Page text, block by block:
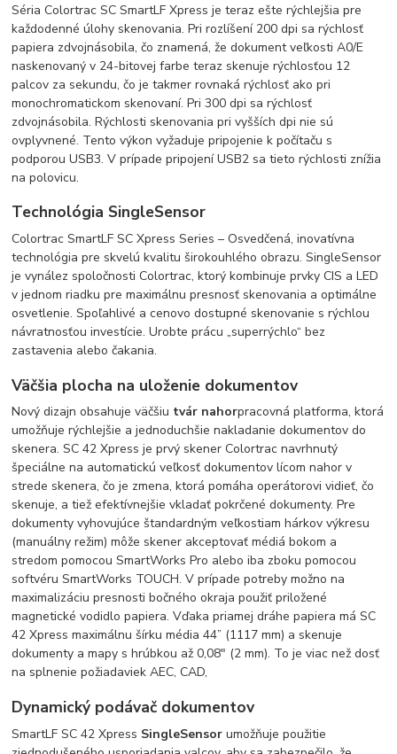
Séria Colortrac SC SmartLF Xpress je teraz ešte rýchlejšia pre
každodenné úlohy skenovania. Pri rozlíšení 200 dpi sa rýchlosť
papiera zdvojnásobila, čo znamená, že dokument veľkosti A0/E
naskenovaný v 24-bitovej farbe teraz skenuje rýchlosťou 12
palcov za sekundu, čo je takmer rovnaká rýchlosť ako pri
monochromatickom skenovaní. Pri 300 dpi sa rýchlosť
zdvojnásobila. Rýchlosti skenovania pri vyšších dpi nie sú
ovplyvnené. Tento výkon vyžaduje pripojenie k počítaču s
podporou USB3. V prípade pripojení USB2 sa tieto rýchlosti znížia
na polovicu.
Technológia SingleSensor
Colortrac SmartLF SC Xpress Series – Osvedčená, inovatívna
technológia pre skvelú kvalitu širokouhlého obrazu. SingleSensor
je vynález spoločnosti Colortrac, ktorý kombinuje prvky CIS a LED
v jednom riadku pre maximálnu presnosť skenovania a optimálne
osvetlenie. Spoľahlivé a cenovo dostupné skenovanie s rýchlou
návratnosťou investície. Urobte prácu „superrýchlo“ bez
zastavenia alebo čakania.
Väčšia plocha na uloženie dokumentov
Nový dizajn obsahuje väčšiu tvár nahorpracovná platforma, ktorá
umožňuje rýchlejšie a jednoduchšie nakladanie dokumentov do
skenera. SC 42 Xpress je prvý skener Colortrac navrhnutý
špeciálne na automatickú veľkosť dokumentov lícom nahor v
strede skenera, čo je zmena, ktorá pomáha operátorovi vidieť, čo
skenuje, a tiež efektívnejšie vkladať pokrčené dokumenty. Pre
dokumenty vyhovujúce štandardným veľkostiam hárkov výkresu
(manuálny režim) môže skener akceptovať médiá bokom a
stredom pomocou SmartWorks Pro alebo iba zboku pomocou
softvéru SmartWorks TOUCH. V prípade potreby možno na
maximalizáciu presnosti bočného okraja použiť priložené
magnetické vodidlo papiera. Vďaka priamej dráhe papiera má SC
42 Xpress maximálnu šírku média 44” (1117 mm) a skenuje
dokumenty a mapy s hrúbkou až 0,08″ (2 mm). To je viac než dosť
na splnenie požiadaviek AEC, CAD,
Dynamický podávač dokumentov
SmartLF SC 42 Xpress SingleSensor umožňuje použitie